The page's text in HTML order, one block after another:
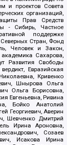
и проектов Совета
организаций,
Прав Средств
- Сибирь, Частное
поддержке
Стран, Фонд
Человек и Закон,
Сахарова,
Развития Свободы
Евразийская
Кривенко
Шнырова Ольга
Ольга Борисовна,
Евгеньевна, Ривина
Бойко Анатолий
Георгиевич, Аверин
Шевченко Дмитрий
Ирина Ароновна,
Созаев
Исакова Ирина